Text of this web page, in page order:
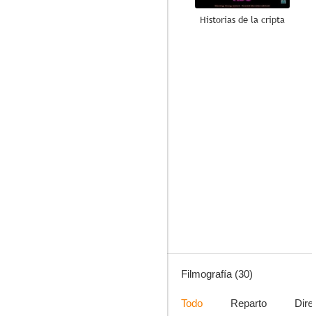
Historias de la cripta
Filmografía (30)
Todo Reparto